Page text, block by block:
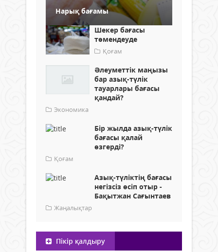
Нарық бағамы
Шекер бағасы
төмендеуде
Қоғам
Әлеуметтік маңызы
бар азық-түлік
тауарлары бағасы
қандай?
Экономика
Бір жылда азық-түлік
бағасы қалай
өзгерді?
Қоғам
Азық-түліктің бағасы
негізсіз өсіп отыр -
Бақытжан Сағынтаев
Жаңалықтар
Пікір қалдыру